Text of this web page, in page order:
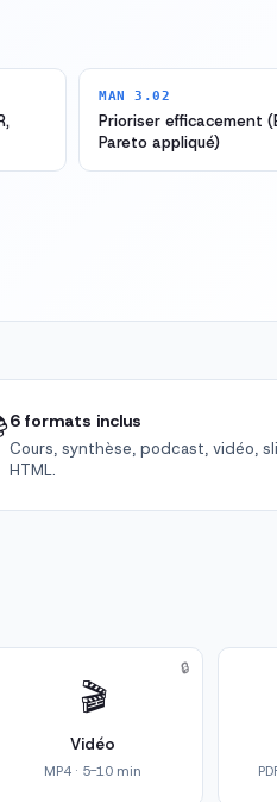
MAN 3.02
Prioriser efficacement
Pareto appliqué)
6 formats inclus
Cours, synthèse, podcast, vidéo,
HTML.
🎬
Vidéo
MP4 · 5-10 min
🔒